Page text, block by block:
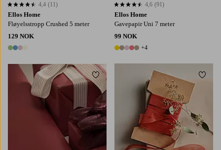
Ellos Home
Fløyelsstropp Crushed 5 meter
129 NOK
4 farger
4,4 basert på 11 karaktergivninger
4,4 (11)
Ellos Home
Gavepapir Uni 7 meter
99 NOK
9 farger
+4
4,6 basert på 91 karaktergivninger
4,6 (91)
Legg til favoritter